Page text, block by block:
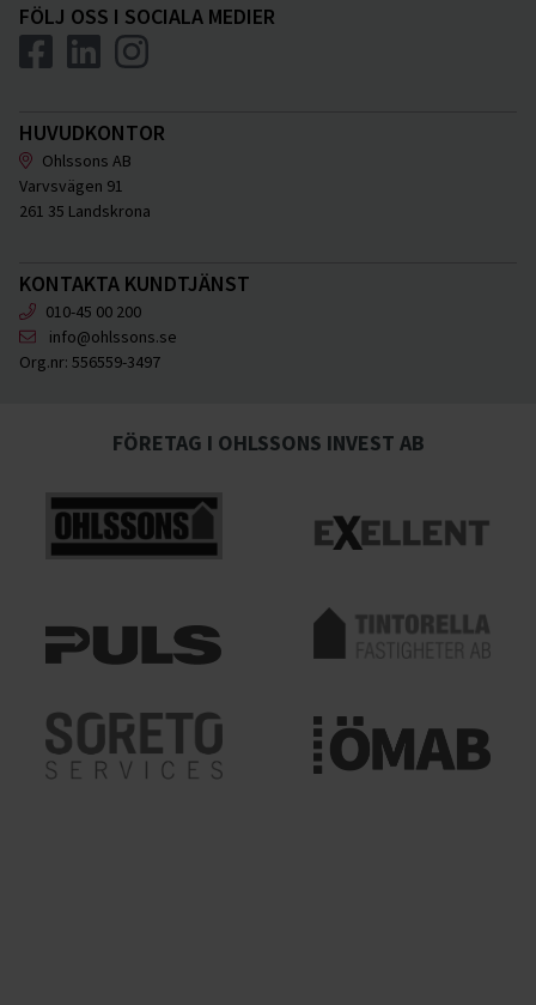
FÖLJ OSS I SOCIALA MEDIER
HUVUDKONTOR
Ohlssons AB
Varvsvägen 91
261 35 Landskrona
KONTAKTA KUNDTJÄNST
010-45 00 200
info@ohlssons.se
Org.nr: 556559-3497
FÖRETAG I OHLSSONS INVEST AB